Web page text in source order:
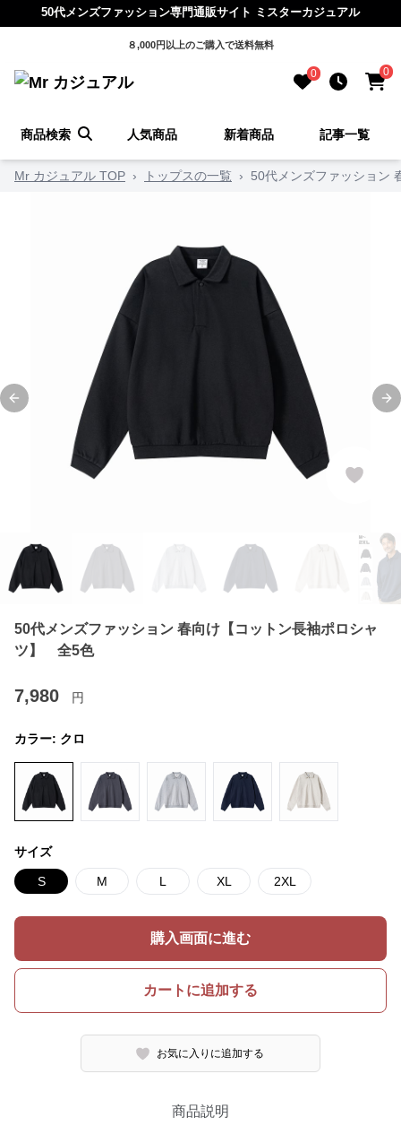
50代メンズファッション専門通販サイト ミスターカジュアル
８,000円以上のご購入で送料無料
0 0
商品検索 人気商品 新着商品 記事一覧
Mr カジュアル TOP › トップスの一覧 › 50代メンズファッション
Previous slide
50代メンズファッション 春向け【コットン長袖ポロシャ
ツ】 全5色
7,980 円
カラー: クロ
サイズ
S M L XL 2XL
購入画面に進む
カートに追加する
お気に入りに追加する
商品説明